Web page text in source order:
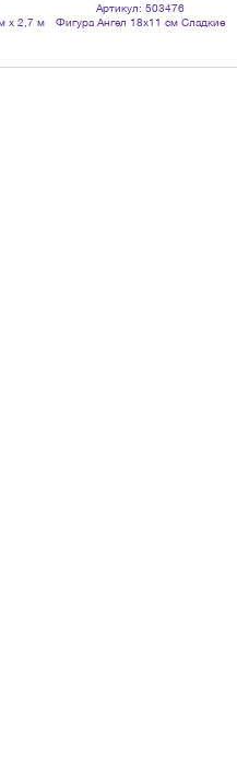
х 2,7 м
Артикул: 503476
Фигура Ангел 18х11 см Сладкие